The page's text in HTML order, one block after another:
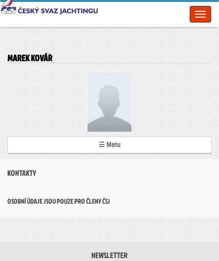
MAREK KOVÁŘ
☰ Menu
KONTAKTY
OSOBNÍ ÚDAJE JSOU POUZE PRO ČLENY ČSJ
NEWSLETTER